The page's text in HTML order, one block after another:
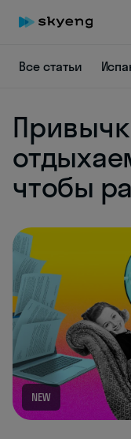
Все статьи
чтобы
NEW
Skyeng Chat